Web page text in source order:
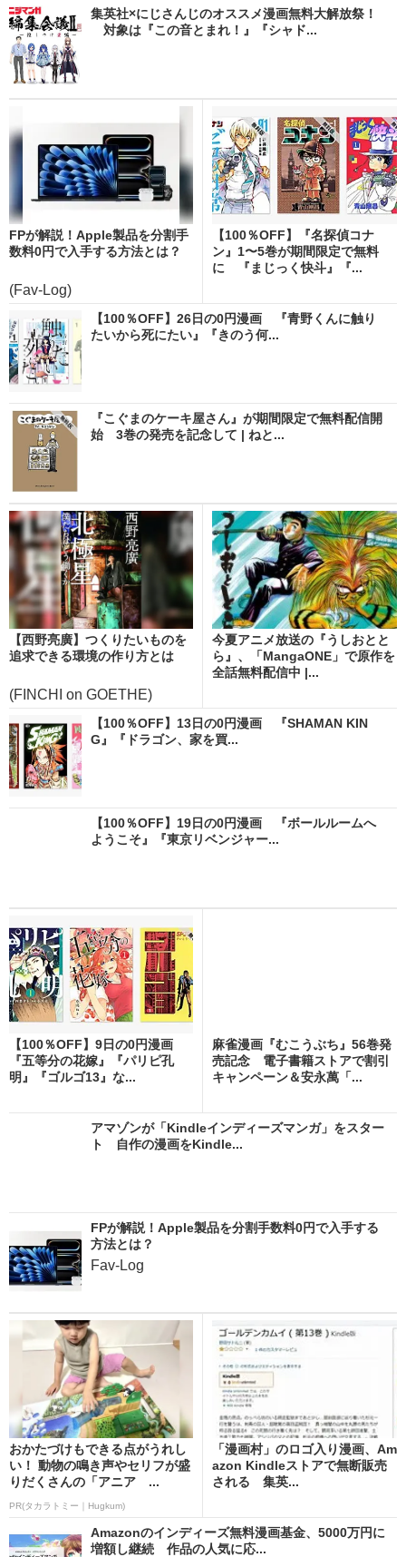
集英社×にじさんじのオススメ漫画無料大解放祭！
対象は『この音とまれ！』『シャド...
FPが解説！Apple製品を分割手
数料0円で入手する方法とは？
(Fav-Log)
【100％OFF】『名探偵コナ
ン』1〜5巻が期間限定で無料
に 『まじっく快斗』『...
【100％OFF】26日の0円漫画 『青野くんに触り
たいから死にたい』『きのう何...
『こぐまのケーキ屋さん』が期間限定で無料配信開
始 3巻の発売を記念して | ねと...
【西野亮廣】つくりたいものを
追求できる環境の作り方とは
(FINCHI on GOETHE)
今夏アニメ放送の『うしおとと
ら』、「MangaONE」で原作を
全話無料配信中 |...
【100％OFF】13日の0円漫画 『SHAMAN KIN
G』『ドラゴン、家を買...
【100％OFF】19日の0円漫画 『ボールルームへ
ようこそ』『東京リベンジャー...
【100％OFF】9日の0円漫画
『五等分の花嫁』『パリピ孔
明』『ゴルゴ13』な...
麻雀漫画『むこうぶち』56巻発
売記念 電子書籍ストアで割引
キャンペーン＆安永萬「...
アマゾンが「Kindleインディーズマンガ」をスター
ト 自作の漫画をKindle...
FPが解説！Apple製品を分割手数料0円で入手する
方法とは？
Fav-Log
おかたづけもできる点がうれし
い！ 動物の鳴き声やセリフが盛
りだくさんの「アニア ...
PR(タカラトミー｜Hugkum)
「漫画村」のロゴ入り漫画、Am
azon Kindleストアで無断販売
される 集英...
Amazonのインディーズ無料漫画基金、5000万円に
増額し継続 作品の人気に応...